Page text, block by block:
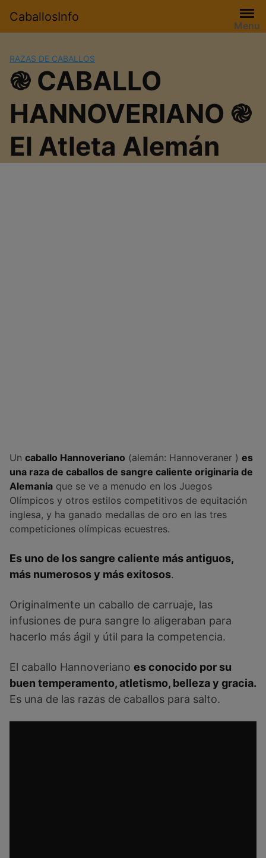
contenido
CaballosInfo
Menu
RAZAS DE CABALLOS
֎ CABALLO
HANNOVERIANO ֎
El Atleta Alemán
Un caballo Hannoveriano (alemán: Hannoveraner ) es
una raza de caballos de sangre caliente originaria de
Alemania que se ve a menudo en los Juegos
Olímpicos y otros estilos competitivos de equitación
inglesa, y ha ganado medallas de oro en las tres
competiciones olímpicas ecuestres.
Es uno de los sangre caliente más antiguos,
más numerosos y más exitosos.
Originalmente un caballo de carruaje, las
infusiones de pura sangre lo aligeraban para
hacerlo más ágil y útil para la competencia.
El caballo Hannoveriano es conocido por su
buen temperamento, atletismo, belleza y gracia.
Es una de las razas de caballos para salto.